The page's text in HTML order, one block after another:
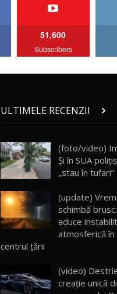
AutoBlog.MD
15:08
15:22
Mercedes-AMG E 53 HYBRID
Test Drive AutoBlog.MD
16:27
Noul Volvo ES90 / Test Drive
Noul MG HS / Test Drive
16:48
51,600
Subscribers
ULTIMELE RECENZII
(foto/video)
Și în SUA
„stau în tufari”
(update)
schimbă
aduce
atmosferică în
centrul țării
(video)
creație unică